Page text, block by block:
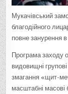
Мукачівський
благодійного
повне занурення
Програма заходу
видовищні
змагання «щит-
масштабні масові